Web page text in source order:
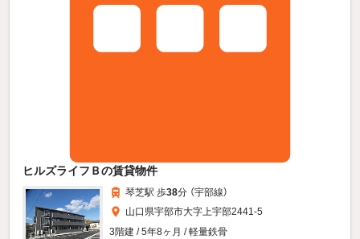
ヒルズライフＢの賃貸物件
琴芝駅 歩38分 （宇部線）
山口県宇部市大字上宇部2441-5
3階建 / 5年8ヶ月 / 軽量鉄骨